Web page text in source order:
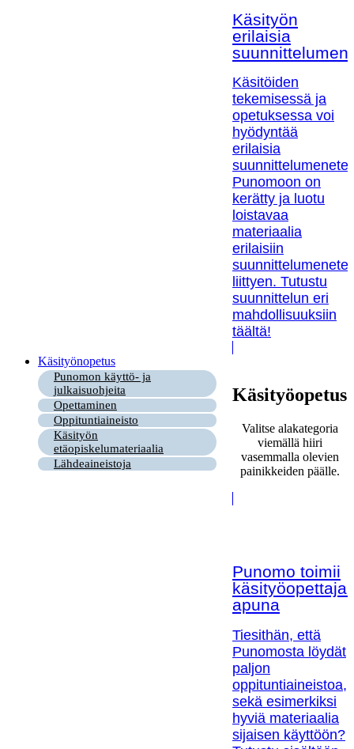
Käsityön
erilaisia
Käsitöiden
tekemisessä ja
opetuksessa voi
hyödyntää
erilaisia
Punomoon on
kerätty ja luotu
loistavaa
materiaalia
erilaisiin
liittyen. Tutustu
suunnittelun eri
mahdollisuuksiin
täältä!
Käsityönopetus
Punomon käyttö- ja
julkaisuohjeita
Opettaminen
Oppituntiaineisto
Käsityön
etäopiskelumateriaalia
Lähdeaineistoja
Käsityöopetus
Valitse alakategoria
viemällä hiiri
vasemmalla olevien
painikkeiden päälle.
Punomo toimii
apuna
Tiesithän, että
Punomosta löydät
paljon
oppituntiaineistoa,
sekä esimerkiksi
hyviä materiaalia
sijaisen käyttöön?